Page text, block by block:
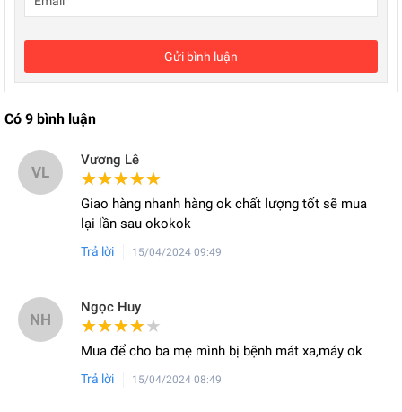
Gửi bình luận
Có 9 bình luận
VL
Vương Lê
★★★★★
★★★★★
Giao hàng nhanh hàng ok chất lượng tốt sẽ mua
lại lần sau okokok
Trả lời 15/04/2024 09:49
NH
Ngọc Huy
★★★★★
★★★★★
Mua để cho ba mẹ mình bị bệnh mát xa,máy ok
Trả lời 15/04/2024 08:49